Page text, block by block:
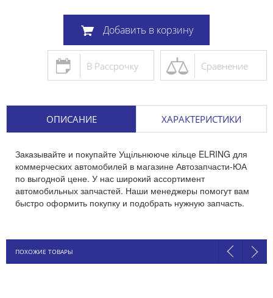
Добавить в корзину
Сравнение
В Рассрочку
ОПИСАНИЕ ХАРАКТЕРИСТИКИ
Заказывайте и покупайте Ущільнююче кільце ELRING для
коммерческих автомобилей в магазине Автозапчасти-ЮА
по выгодной цене. У нас широкий ассортимент
автомобильных запчастей. Наши менеджеры помогут вам
быстро оформить покупку и подобрать нужную запчасть.
ПОХОЖИЕ ТОВАРЫ